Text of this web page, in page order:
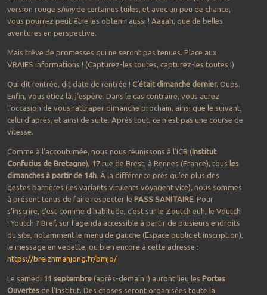
version rouge shinyde certaines tuiles, et avec un peu de chance,
vous pourrez peut-être les obtenir aussi ! Aaaah, que de belles
aventures en perspective.
Mais trêve de promesses qui ne seront pas tenues. Place aux
VRAIES informations ! (Capturez-les toutes, capturez-les toutes !)
Qui dit rentrée, dit date de rentrée ! C’était dimanche dernier. Oups.
Enfin, vous étiez là, j’espère. Dans le cas contraire, vous aurez
l’occasion de vous rattraper dimanche prochain, ainsi que le suivant,
celui d’après, et ainsi de suite. Après tout, ce n’est pas une course de
vitesse.
Comme à l’accoutumée, nous nous réunissons à l’ICB (Institut
Confucius de Bretagne), 17 rue de Brest, à Rennes (France), tous les
dimanches à partir de 14h. À la différence près qu’en plus des
gestes barrières (les variants virulents voyagent vite), nous sommes
à présent tenus de faire respecter le PASS SANITAIRE. Pour
s’inscrire, c’est comme d’habitude, c’est sur leZoutcheuh, le Voutch
! Youtch ? Bref, sur l’agenda accessible à partir de plusieurs endroits
du site, notamment le menu de gauche (Espace public et inscription),
le message en vedette, ou bien encore à cette adresse :
https://breizhmahjong.fr/bmjo/
Le samedi 11 septembre(après-demain !) auront lieu les Portes
Ouvertesde l’Institut. Des choses seront organisées toute la